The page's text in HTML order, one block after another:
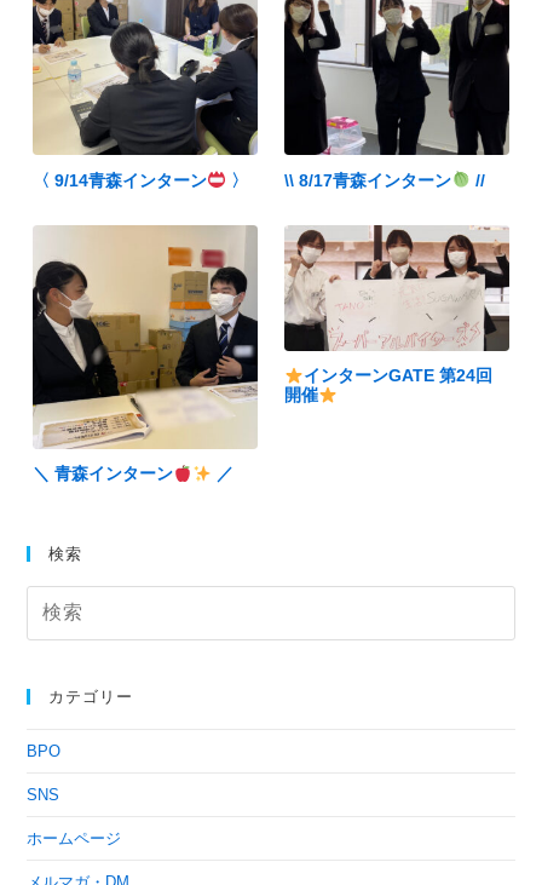
〈 9/14青森インターン 〉 \\ 8/17青森インターン //
＼ 青森インターン ／
インターンGATE 第24回
開催
検索
カテゴリー
BPO
SNS
ホームページ
メルマガ・DM